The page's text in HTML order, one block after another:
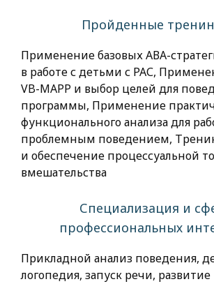
Пройденные
Применение базовых АВА-
в работе с детьми с РАС,
VB-MAPP и выбор целей для
программы, Применение
функционального анализа для
проблемным поведением,
и обеспечение процессуальной
вмешательства
Специализация и
профессиональных
Прикладной анализ поведения,
логопедия, запуск речи,